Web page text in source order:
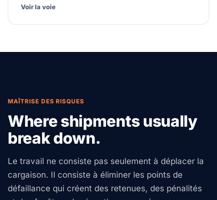
Voir la voie
MAÎTRISE DES RISQUES
Where shipments usually
break down.
Le travail ne consiste pas seulement à déplacer la
cargaison. Il consiste à éliminer les points de
défaillance qui créent des retenues, des pénalités